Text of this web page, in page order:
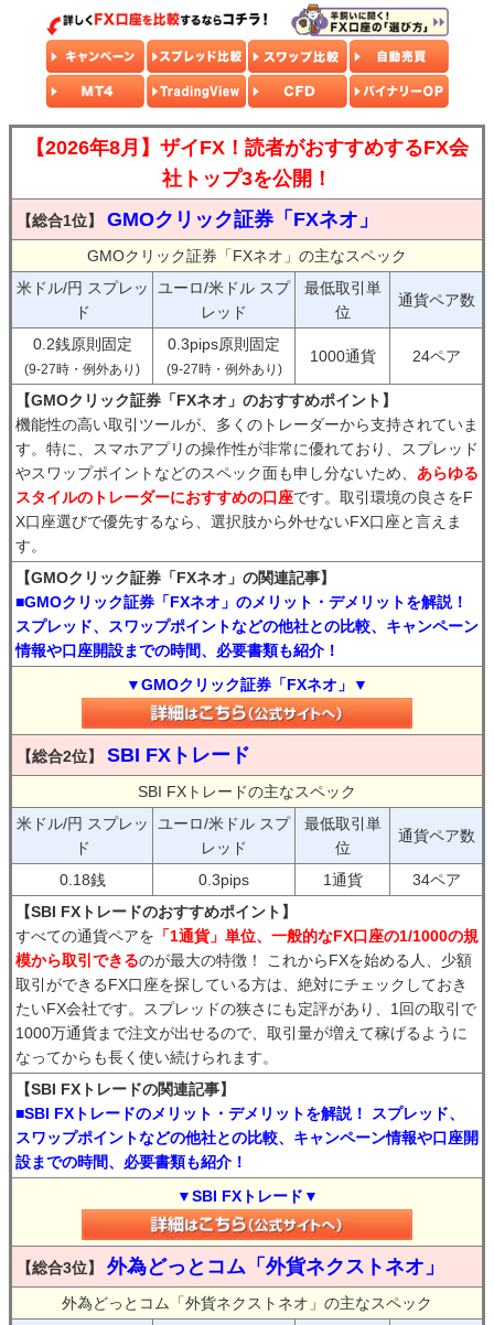
【2026年8月】ザイFX！読者がおすすめするFX会
社トップ3を公開！
【総合1位】 GMOクリック証券「FXネオ」
GMOクリック証券「FXネオ」の主なスペック
米ドル/円 スプレッ
ド
ユーロ/米ドル スプ
レッド
最低取引単
位
通貨ペア数
0.2銭原則固定
(9-27時・例外あり)
0.3pips原則固定
(9-27時・例外あり)
1000通貨 24ペア
【GMOクリック証券「FXネオ」のおすすめポイント】
機能性の高い取引ツールが、多くのトレーダーから支持されていま
す。特に、スマホアプリの操作性が非常に優れており、スプレッド
やスワップポイントなどのスペック面も申し分ないため、 あらゆる
スタイルのトレーダーにおすすめの口座です。取引環境の良さをF
X口座選びで優先するなら、選択肢から外せないFX口座と言えま
す。
【GMOクリック証券「FXネオ」の関連記事】
■GMOクリック証券「FXネオ」のメリット・デメリットを解説！
スプレッド、スワップポイントなどの他社との比較、キャンペーン
情報や口座開設までの時間、必要書類も紹介！
▼GMOクリック証券「FXネオ」▼
【総合2位】 SBI FXトレード
SBI FXトレードの主なスペック
米ドル/円 スプレッ
ド
ユーロ/米ドル スプ
レッド
最低取引単
位
通貨ペア数
0.18銭 0.3pips 1通貨
34ペア
【SBI FXトレードのおすすめポイント】
すべての通貨ペアを 「1通貨」単位、一般的なFX口座の1/1000の規
模から取引できるのが最大の特徴！ これからFXを始める人、少額
取引ができるFX口座を探している方は、絶対にチェックしておき
たいFX会社です。スプレッドの狭さにも定評があり、1回の取引で
1000万通貨まで注文が出せるので、取引量が増えて稼げるように
なってからも長く使い続けられます。
【SBI FXトレードの関連記事】
■SBI FXトレードのメリット・デメリットを解説！ スプレッド、
スワップポイントなどの他社との比較、キャンペーン情報や口座開
設までの時間、必要書類も紹介！
▼SBI FXトレード▼
【総合3位】 外為どっとコム「外貨ネクストネオ」
外為どっとコム「外貨ネクストネオ」の主なスペック